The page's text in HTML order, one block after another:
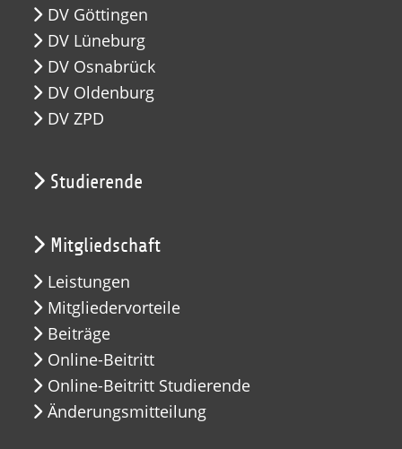
DV Göttingen
DV Lüneburg
DV Osnabrück
DV Oldenburg
DV ZPD
Studierende
Mitgliedschaft
Leistungen
Mitgliedervorteile
Beiträge
Online-Beitritt
Online-Beitritt Studierende
Änderungsmitteilung